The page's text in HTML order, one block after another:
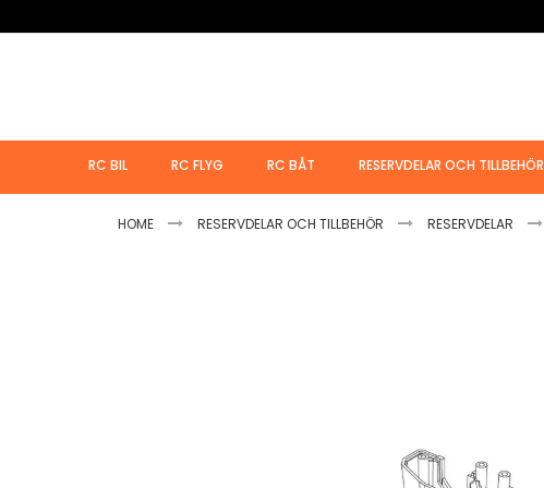
RC BIL RC FLYG RC BÅT RESERVDELAR OCH TILLBEHÖR
HOME RESERVDELAR OCH TILLBEHÖR RESERVDELAR